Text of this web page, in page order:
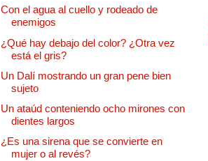
Con el agua al cuello y rodeado de
enemigos
¿Qué hay debajo del color? ¿Otra vez
está el gris?
Un Dalí mostrando un gran pene bien
sujeto
Un ataúd conteniendo ocho mirones con
dientes largos
¿Es una sirena que se convierte en
mujer o al revés?